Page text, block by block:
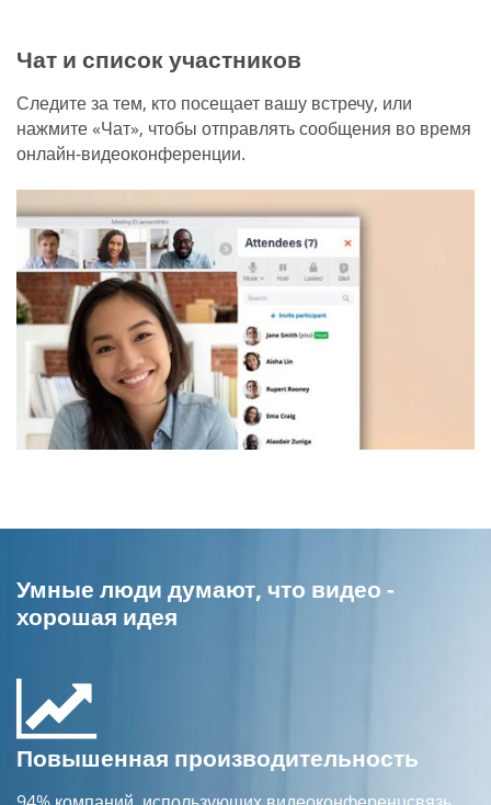
Чат и список участников
Следите за тем, кто посещает вашу встречу, или
нажмите «Чат», чтобы отправлять сообщения во время
онлайн-видеоконференции.
Умные люди думают, что видео -
хорошая идея
Повышенная производительность